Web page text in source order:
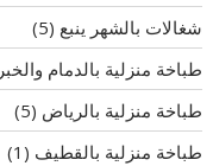
شغالات بالشهر ينبع (5)
طباخة منزلية بالدمام والخبر
طباخة منزلية بالرياض (5)
طباخة منزلية بالقطيف (1)